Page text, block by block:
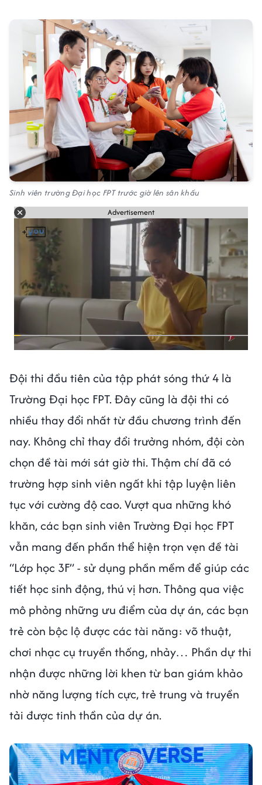
Sinh viên trường Đại học FPT trước giờ lên sân khấu
Advertisement
Đội thi đầu tiên của tập phát sóng thứ 4 là
Trường Đại học FPT. Đây cũng là đội thi có
nhiều thay đổi nhất từ đầu chương trình đến
nay. Không chỉ thay đổi trưởng nhóm, đội còn
chọn đề tài mới sát giờ thi. Thậm chí đã có
trường hợp sinh viên ngất khi tập luyện liên
tục với cường độ cao. Vượt qua những khó
khăn, các bạn sinh viên Trường Đại học FPT
vẫn mang đến phần thể hiện trọn vẹn đề tài
“Lớp học 3F” - sử dụng phần mềm để giúp các
tiết học sinh động, thú vị hơn. Thông qua việc
mô phỏng những ưu điểm của dự án, các bạn
trẻ còn bộc lộ được các tài năng: võ thuật,
chơi nhạc cụ truyền thống, nhảy… Phần dự thi
nhận được những lời khen từ ban giám khảo
nhờ năng lượng tích cực, trẻ trung và truyền
tải được tinh thần của dự án.